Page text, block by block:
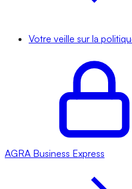
Votre veille sur la
AGRA Business Express